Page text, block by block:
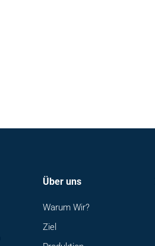
Über uns
Warum Wir?
Ziel